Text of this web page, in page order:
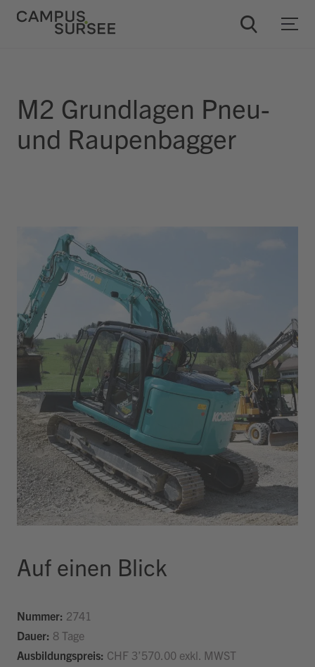
M2 Grundlagen Pneu-
und Raupenbagger
Auf einen Blick
Nummer: 2741
Dauer: 8 Tage
Ausbildungspreis: CHF 3’570.00 exkl. MWST
ChatBob